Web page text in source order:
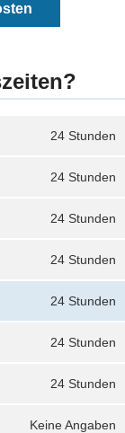
24 Stunden
24 Stunden
24 Stunden
24 Stunden
24 Stunden
24 Stunden
24 Stunden
Keine Angaben